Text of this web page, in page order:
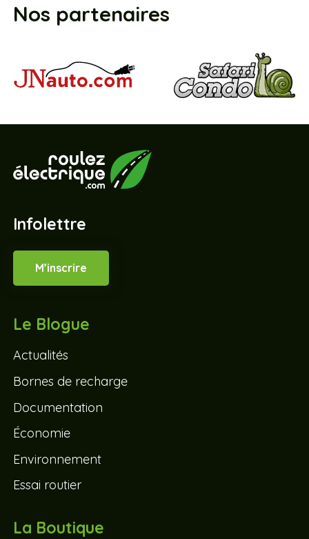
Nos partenaires
Infolettre
M’inscrire
Le Blogue
Actualités
Bornes de recharge
Documentation
Économie
Environnement
Essai routier
La Boutique